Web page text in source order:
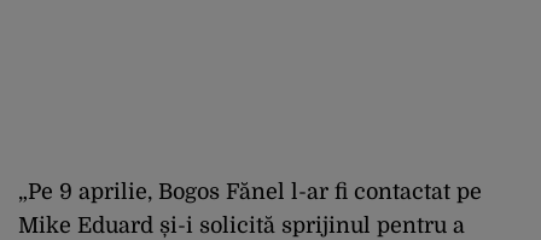
„Pe 9 aprilie, Bogos Fănel l-ar fi contactat pe
Mike Eduard și-i solicită sprijinul pentru a